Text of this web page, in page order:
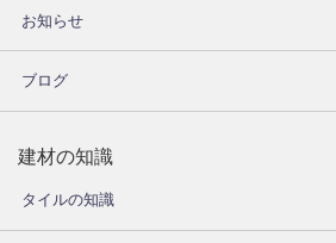
お知らせ
ブログ
建材の知識
タイルの知識